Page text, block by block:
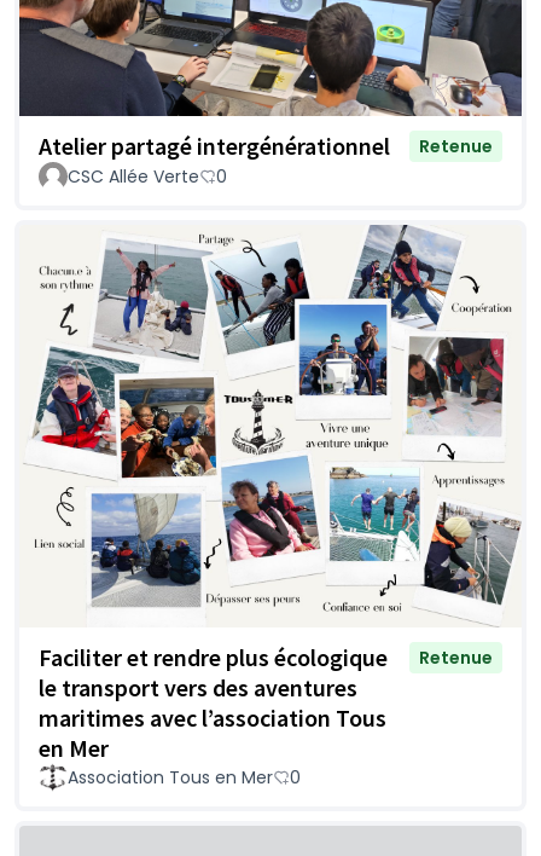
Atelier partagé intergénérationnel
Retenue
CSC Allée Verte
0
Faciliter et rendre plus écologique
le transport vers des aventures
maritimes avec l’association Tous
en Mer
Retenue
Association Tous en Mer 0